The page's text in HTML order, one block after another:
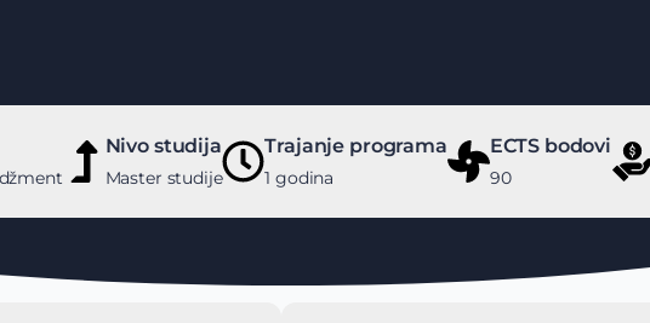
Nivo studija
Master studije
Trajanje programa
1 godina
ECTS bodovi
90